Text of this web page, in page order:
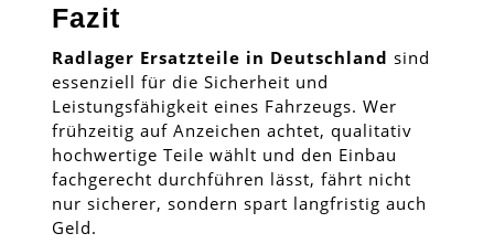
Fazit
Radlager Ersatzteile in Deutschland sind
essenziell für die Sicherheit und
Leistungsfähigkeit eines Fahrzeugs. Wer
frühzeitig auf Anzeichen achtet, qualitativ
hochwertige Teile wählt und den Einbau
fachgerecht durchführen lässt, fährt nicht
nur sicherer, sondern spart langfristig auch
Geld.